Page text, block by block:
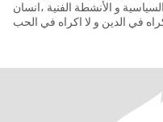
و الأنشطة الفنية ،انسان
في الدين و لا اكراه في الحب